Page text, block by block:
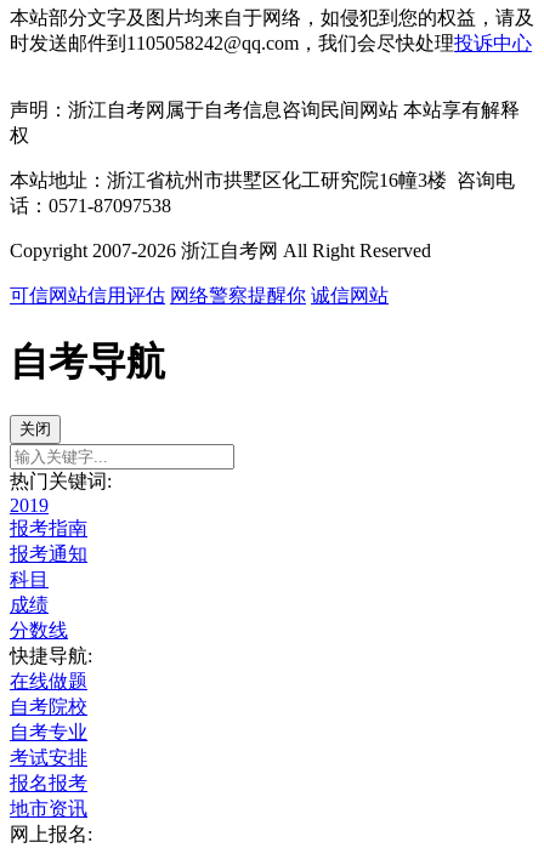
本站部分文字及图片均来自于网络，如侵犯到您的权益，请及
时发送邮件到1105058242@qq.com，我们会尽快处理投诉中心
声明：浙江自考网属于自考信息咨询民间网站 本站享有解释
权
本站地址：浙江省杭州市拱墅区化工研究院16幢3楼 咨询电
话：0571-87097538
Copyright 2007-2026 浙江自考网 All Right Reserved
可信网站信用评估 网络警察提醒你 诚信网站
自考导航
关闭
热门关键词:
2019
报考指南
报考通知
科目
成绩
分数线
快捷导航:
在线做题
自考院校
自考专业
考试安排
报名报考
地市资讯
网上报名: